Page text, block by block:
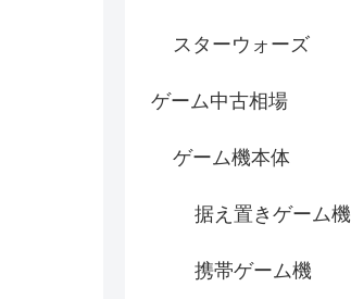
スターウォーズ
ゲーム中古相場
ゲーム機本体
据え置きゲーム機
携帯ゲーム機